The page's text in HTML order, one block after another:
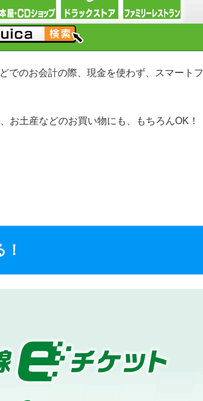
でのお会計の際、現金を使わず、スマートフ
お土産などのお買い物にも、もちろんOK！